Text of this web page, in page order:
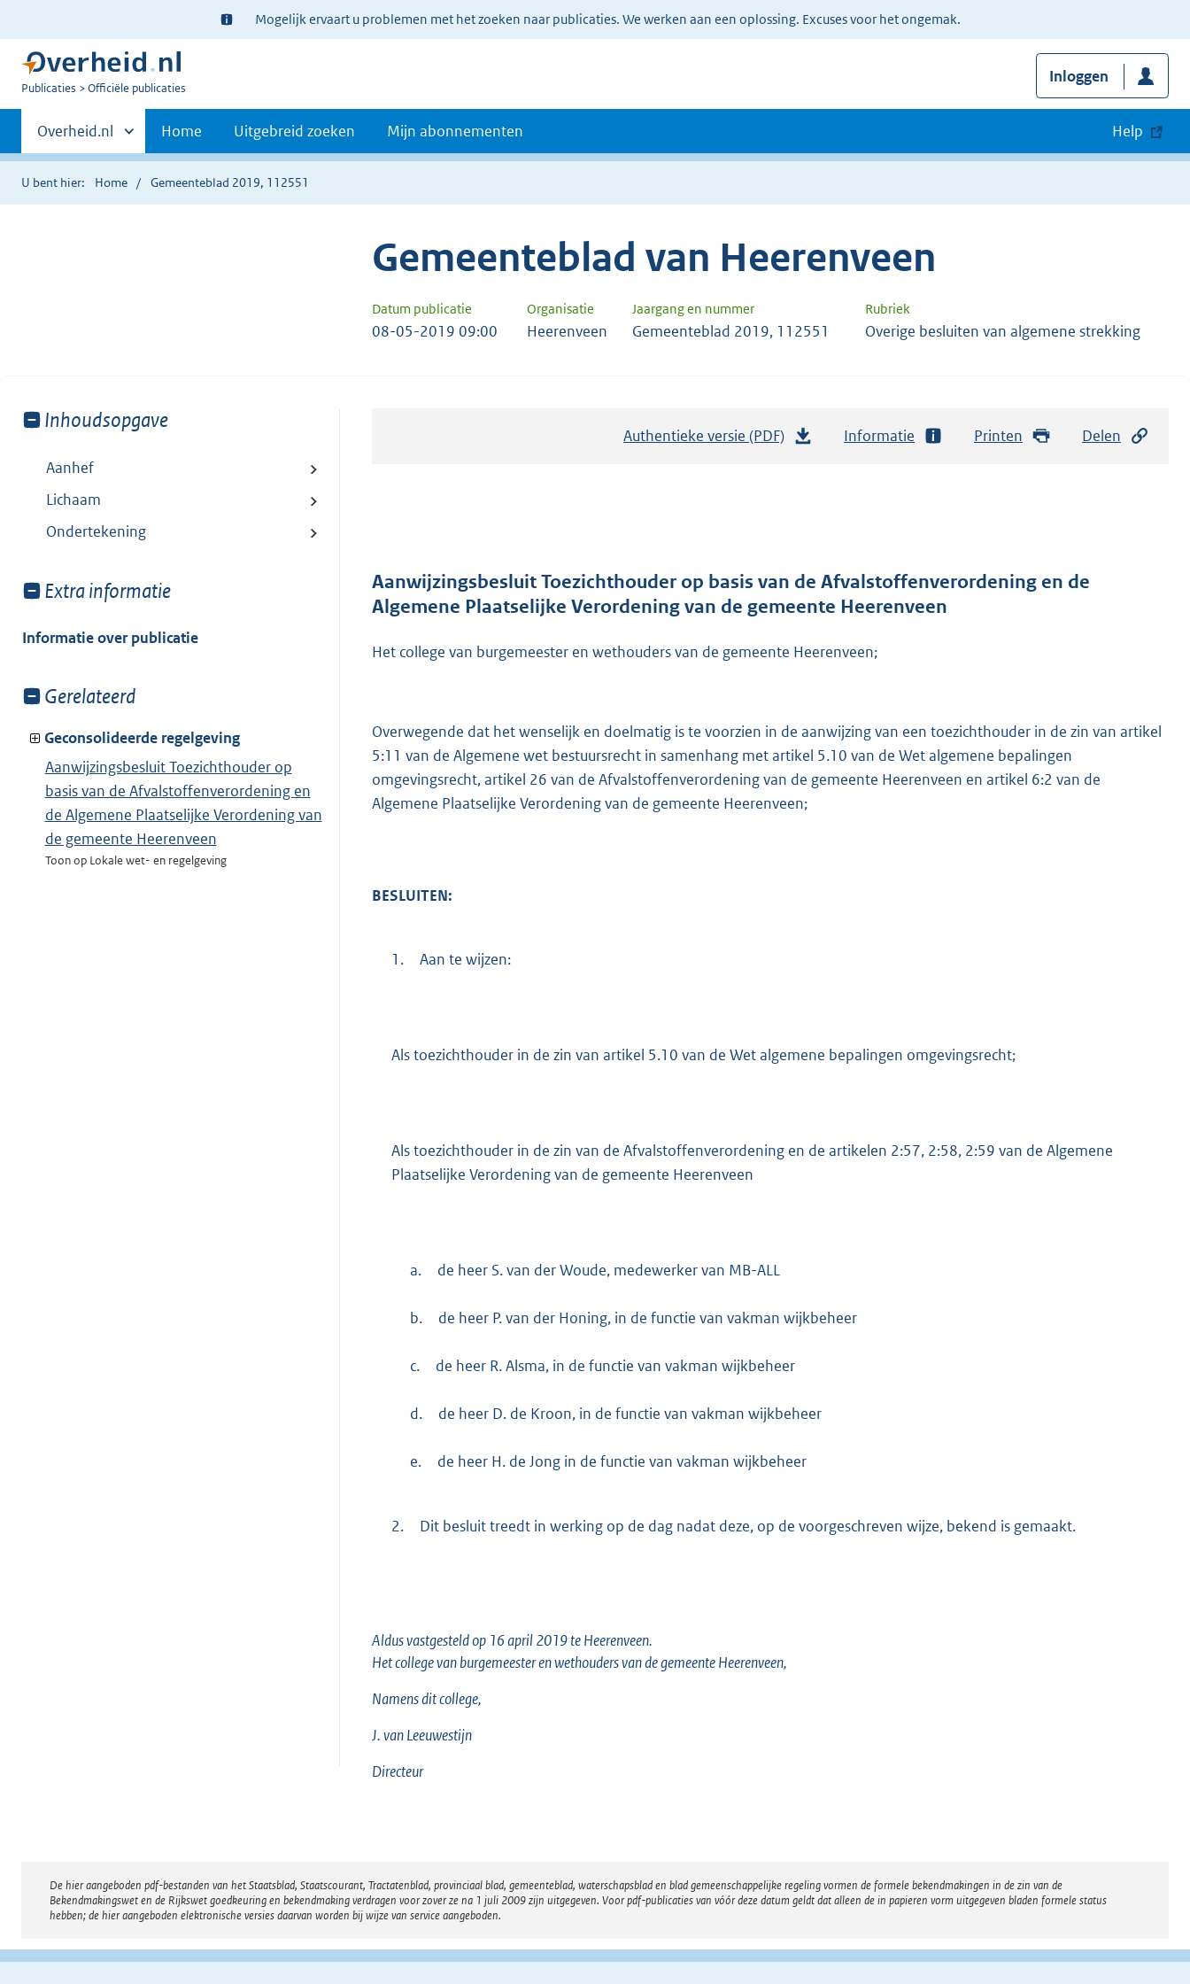
Ter
informatie:
Mogelijk ervaart u problemen met het zoeken naar publicaties. We werken aan een oplossing. Excuses voor het ongemak.
U
Publicaties Officiële publicaties
Inloggen
Primaire
navigatie
Andere
sites
binnen
Overheid.nl Home Uitgebreid zoeken Mijn abonnementen Help
U bent hier: Home Gemeenteblad 2019, 112551
Gemeenteblad van Heerenveen
Datum publicatie Organisatie Jaargang en nummer Rubriek
08-05-2019 09:00 Heerenveen Gemeenteblad 2019, 112551 Overige besluiten van algemene strekking
Toon
van:
Inhoudsopgave
Aanhef
Lichaam
Ondertekening
Toon
van:
Extra informatie
Informatie over publicatie
Toon
van:
Gerelateerd
Geconsolideerde regelgeving
Aanwijzingsbesluit Toezichthouder op
basis van de Afvalstoffenverordening en
de Algemene Plaatselijke Verordening van
de gemeente Heerenveen
Toon op Lokale wet- en regelgeving
Authentieke versie (PDF)
d
s
r
t
t
Informatie Printen Delen
Aanwijzingsbesluit Toezichthouder op basis van de Afvalstoffenverordening en de
Algemene Plaatselijke Verordening van de gemeente Heerenveen
Het college van burgemeester en wethouders van de gemeente Heerenveen;
Overwegende dat het wenselijk en doelmatig is te voorzien in de aanwijzing van een toezichthouder in de zin van artikel
5:11 van de Algemene wet bestuursrecht in samenhang met artikel 5.10 van de Wet algemene bepalingen
omgevingsrecht, artikel 26 van de Afvalstoffenverordening van de gemeente Heerenveen en artikel 6:2 van de
Algemene Plaatselijke Verordening van de gemeente Heerenveen;
BESLUITEN:
1. Aan te wijzen:
Als toezichthouder in de zin van artikel 5.10 van de Wet algemene bepalingen omgevingsrecht;
Als toezichthouder in de zin van de Afvalstoffenverordening en de artikelen 2:57, 2:58, 2:59 van de Algemene
Plaatselijke Verordening van de gemeente Heerenveen
a. de heer S. van der Woude, medewerker van MB-ALL
b. de heer P. van der Honing, in de functie van vakman wijkbeheer
c. de heer R. Alsma, in de functie van vakman wijkbeheer
d. de heer D. de Kroon, in de functie van vakman wijkbeheer
e. de heer H. de Jong in de functie van vakman wijkbeheer
2. Dit besluit treedt in werking op de dag nadat deze, op de voorgeschreven wijze, bekend is gemaakt.
Aldus vastgesteld op 16 april 2019 te Heerenveen.
Het college van burgemeester en wethouders van de gemeente Heerenveen,
Namens dit college,
J. vanLeeuwestijn
Directeur
Disclaimer
De hier aangeboden pdf-bestanden van het Staatsblad, Staatscourant, Tractatenblad, provinciaal blad, gemeenteblad, waterschapsblad en blad gemeenschappelijke regeling vormen de formele bekendmakingen in de zin van de
Bekendmakingswet en de Rijkswet goedkeuring en bekendmaking verdragen voor zover ze na 1 juli 2009 zijn uitgegeven. Voor pdf-publicaties van vóór deze datum geldt dat alleen de in papieren vorm uitgegeven bladen formele status
hebben; de hier aangeboden elektronische versies daarvan worden bij wijze van service aangeboden.